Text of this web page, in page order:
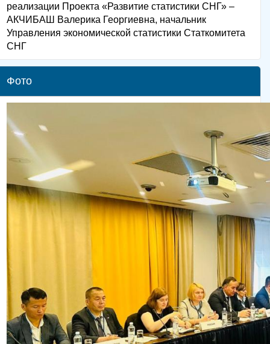
реализации Проекта «Развитие статистики СНГ» –
АКЧИБАШ Валерика Георгиевна, начальник
Управления экономической статистики Статкомитета
СНГ
Фото